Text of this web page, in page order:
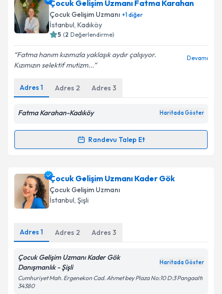
Aile Danışmanı Müzeyyen Cengiz Saltukiçin
randevu takvimi talebi oluşturun. Size bu uzmandan
randevu almanız için bir takvim hazırlandığında e-
posta ile bilgilendireceğiz.
E-posta Adresiniz
Kişisel verilerimin işlenmesine ilişkinAydınlatma
Metni'ni okudum ve kişisel verilerimin belirtilen
Takvim Talebini Gönder
Çocuk Gelişim Uzmanı Fatma Karahan
Çocuk Gelişim Uzmanı +1diğer
İstanbul, Kadıköy
5 (2 Değerlendirme)
Fatma hanım kızımızla yaklaşık aydır çalışıyor.
Kızımızın selektif mutizm...
Devamı
Adres 1 Adres 2 Adres 3
Fatma Karahan-Kadıköy Haritada Göster
Randevu Talep Et
Randevu Takvimi Talebi
Çocuk Gelişim Uzmanı Fatma Karahaniçin
randevu takvimi talebi oluşturun. Size bu uzmandan
randevu almanız için bir takvim hazırlandığında e-
posta ile bilgilendireceğiz.
Kişisel verilerimin işlenmesine ilişkinAydınlatma
Çocuk Gelişim Uzmanı Kader Gök
Çocuk Gelişim Uzmanı
İstanbul, Şişli
Adres 1 Adres 2 Adres 3
Çocuk Gelişim Uzmanı Kader Gök
Danışmanlık - Şişli
Haritada Göster
Cumhuriyet Mah. Ergenekon Cad. Ahmet bey Plaza No:10 D:3 Pangaaltı
34380